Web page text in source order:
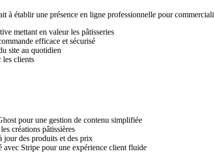
à établir une présence en ligne professionnelle pour
mettant en valeur les pâtisseries
efficace et sécurisé
site au quotidien
les clients
pour une gestion de contenu simplifiée
créations pâtissières
jour des produits et des prix
avec Stripe pour une expérience client fluide